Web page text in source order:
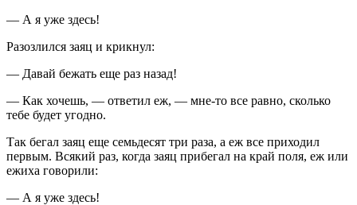
— А я уже здесь!
Разозлился заяц и крикнул:
— Давай бежать еще раз назад!
— Как хочешь, — ответил еж, — мне-то все равно, сколько
тебе будет угодно.
Так бегал заяц еще семьдесят три раза, а еж все приходил
первым. Всякий раз, когда заяц прибегал на край поля, еж или
ежиха говорили:
— А я уже здесь!